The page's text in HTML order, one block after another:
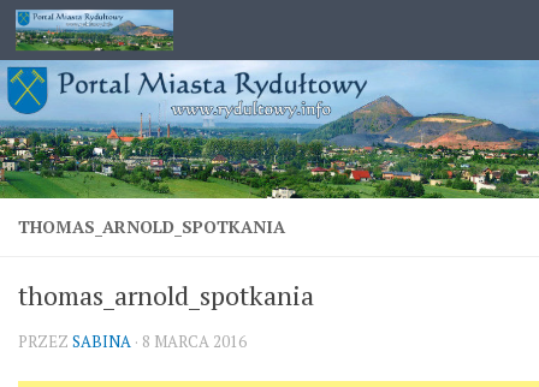
Przejdź do treści
THOMAS_ARNOLD_SPOTKANIA
thomas_arnold_spotkania
PRZEZ SABINA · 8 MARCA 2016